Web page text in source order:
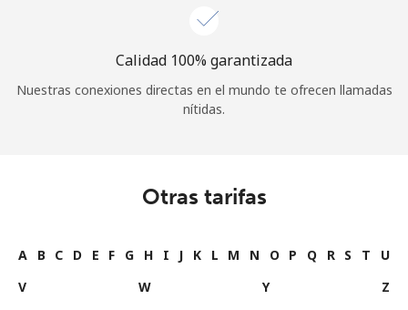
Calidad 100% garantizada
Nuestras conexiones directas en el mundo te ofrecen llamadas
nítidas.
Otras tarifas
A B C D E F G H I J K L M N O P Q R S T
U
V
W Y Z